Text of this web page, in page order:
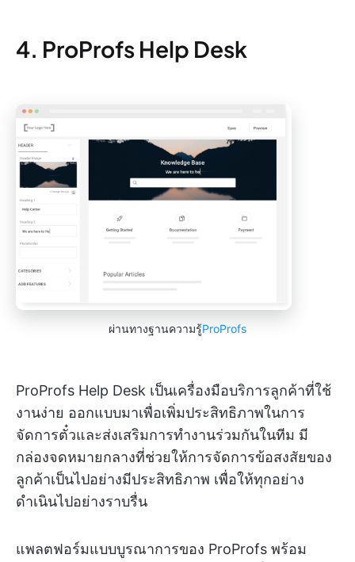
4. ProProfs Help Desk
ผ่านทางฐานความรู้ProProfs
ProProfs Help Desk เป็นเครื่องมือบริการลูกค้าที่ใช้
งานง่าย ออกแบบมาเพื่อเพิ่มประสิทธิภาพในการ
จัดการตั๋วและส่งเสริมการทำงานร่วมกันในทีม มี
กล่องจดหมายกลางที่ช่วยให้การจัดการข้อสงสัยของ
ลูกค้าเป็นไปอย่างมีประสิทธิภาพ เพื่อให้ทุกอย่าง
ดำเนินไปอย่างราบรื่น
แพลตฟอร์มแบบบูรณาการของ ProProfs พร้อม